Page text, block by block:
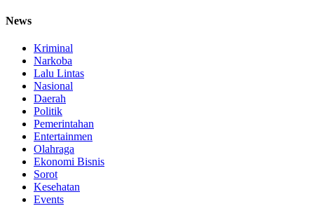
News
Kriminal
Narkoba
Lalu Lintas
Nasional
Daerah
Politik
Pemerintahan
Entertainmen
Olahraga
Ekonomi Bisnis
Sorot
Kesehatan
Events